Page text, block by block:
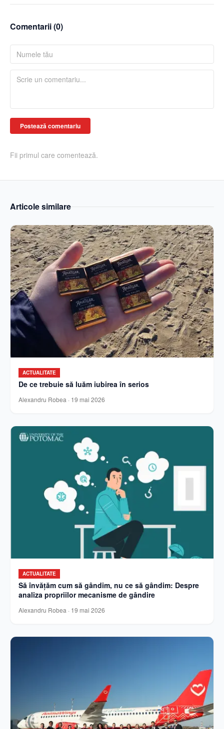
Comentarii (0)
Postează comentariu
Fii primul care comentează.
Articole similare
ACTUALITATE
De ce trebuie să luăm iubirea în serios
Alexandru Robea · 19 mai 2026
ACTUALITATE
Să învățăm cum să gândim, nu ce să gândim: Despre
analiza propriilor mecanisme de gândire
Alexandru Robea · 19 mai 2026